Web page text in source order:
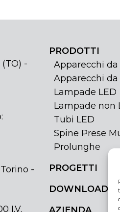
-
-
I.V.
PRODOTTI
Apparecchi
Apparecchi da
Lampade LED
Lampade non
Tubi LED
Spine Prese
Prolunghe
PROGETTI
DOWNLOAD